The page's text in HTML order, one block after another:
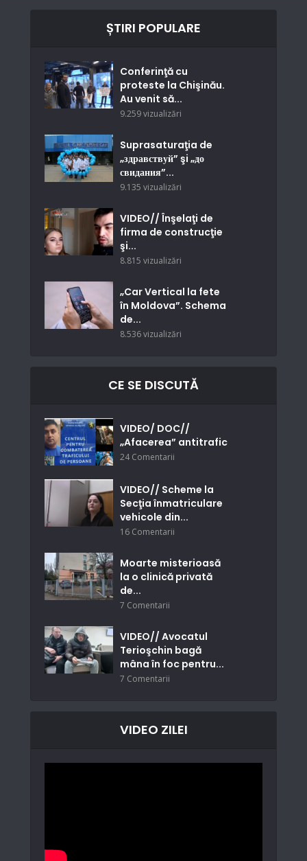
ȘTIRI POPULARE
Conferinţă cu
proteste la Chişinău.
Au venit să...
9.259 vizualizări
Suprasaturaţia de
„здравствуй” şi „до
свидания”...
9.135 vizualizări
VIDEO// Înşelaţi de
firma de construcţie
şi...
8.815 vizualizări
„Car Vertical la fete
în Moldova”. Schema
de...
8.536 vizualizări
CE SE DISCUTĂ
VIDEO/ DOC//
„Afacerea” antitrafic
24 Comentarii
VIDEO// Scheme la
Secţia înmatriculare
vehicole din...
16 Comentarii
Moarte misterioasă
la o clinică privată
de...
7 Comentarii
VIDEO// Avocatul
Terioşchin bagă
mâna în foc pentru...
7 Comentarii
VIDEO ZILEI